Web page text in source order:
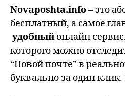
Novaposhta.info– это
бесплатный, а самое
удобныйонлайн
которого можно
“Новой почте” в
буквально за один клик.